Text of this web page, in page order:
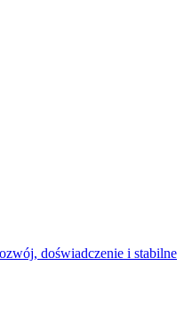
doświadczenie i stabilne